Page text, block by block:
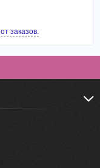
цветков
водорослей,
сульфат
заказов.